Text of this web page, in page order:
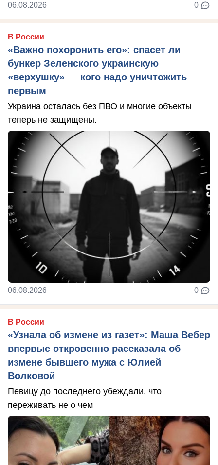
06.08.2026 0
В России
«Важно похоронить его»: спасет ли
бункер Зеленского украинскую
«верхушку» — кого надо уничтожить
первым
Украина осталась без ПВО и многие объекты
теперь не защищены.
06.08.2026 0
В России
«Узнала об измене из газет»: Маша Вебер
впервые откровенно рассказала об
измене бывшего мужа с Юлией
Волковой
Певицу до последнего убеждали, что
переживать не о чем